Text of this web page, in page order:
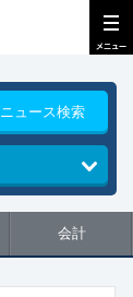
ニュース検索
会計